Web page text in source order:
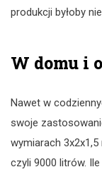
produkcji byłoby
W domu i
Nawet w
swoje
wymiarach
czyli 9000 litrów.